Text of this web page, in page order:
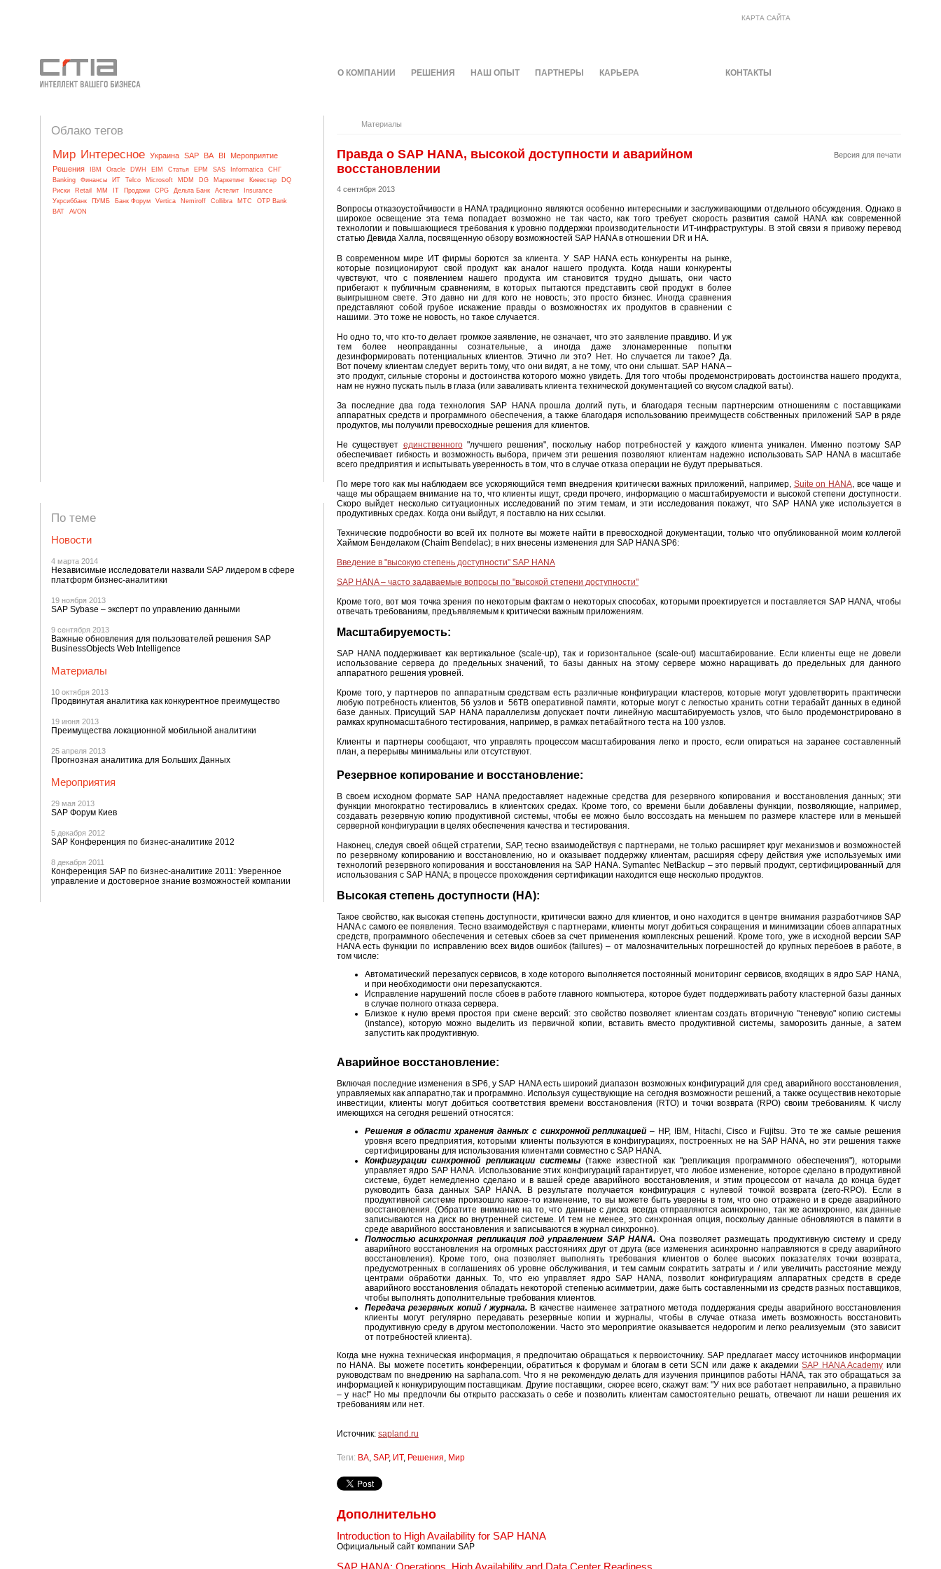
КАРТА САЙТА
О КОМПАНИИ РЕШЕНИЯ НАШ ОПЫТ ПАРТНЕРЫ КАРЬЕРА КОНТАКТЫ
Облако тегов
Мир Интересное Украина SAP BA BI
Мероприятие
Решения
IBM Oracle DWH EIM Статья EPM SAS Informatica
СНГ
Banking
Финансы ИТ Telco Microsoft MDM DG Маркетинг Киевстар
DQ
Риски
Retail MM IT Продажи CPG Дельта Банк Астелит
Insurance
Укрсиббанк
ПУМБ Банк Форум Vertica Nemiroff Collibra МТС
OTP Bank
BAT
AVON
По теме
Новости
4 марта 2014
Независимые исследователи назвали SAP лидером в сфере
платформ бизнес-аналитики
19 ноября 2013
SAP Sybase – эксперт по управлению данными
9 сентября 2013
Важные обновления для пользователей решения SAP
BusinessObjects Web Intelligence
Материалы
10 октября 2013
Продвинутая аналитика как конкурентное преимущество
19 июня 2013
Преимущества локационной мобильной аналитики
25 апреля 2013
Прогнозная аналитика для Больших Данных
Мероприятия
29 мая 2013
SAP Форум Киев
5 декабря 2012
SAP Конференция по бизнес-аналитике 2012
8 декабря 2011
Конференция SAP по бизнес-аналитике 2011: Уверенное
управление и достоверное знание возможностей компании
Материалы
Версия для печати
Правда о SAP HANA, высокой доступности и аварийном
восстановлении
4 сентября 2013
Вопросы отказоустойчивости в HANA традиционно являются особенно интересными и заслуживающими отдельного обсуждения. Однако в
широкое освещение эта тема попадает возможно не так часто, как того требует скорость развития самой HANA как современной
технологии и повышающиеся требования к уровню поддержки производительности ИТ-инфраструктуры. В этой связи я привожу перевод
статью Девида Халла, посвященную обзору возможностей SAP HANA в отношении DR и HA.
В современном мире ИТ фирмы борются за клиента. У SAP HANA есть конкуренты на рынке,
которые позиционируют свой продукт как аналог нашего продукта. Когда наши конкуренты
чувствуют, что с появлением нашего продукта им становится трудно дышать, они часто
прибегают к публичным сравнениям, в которых пытаются представить свой продукт в более
выигрышном свете. Это давно ни для кого не новость; это просто бизнес. Иногда сравнения
представляют собой грубое искажение правды о возможностях их продуктов в сравнении с
нашими. Это тоже не новость, но такое случается.
Но одно то, что кто-то делает громкое заявление, не означает, что это заявление правдиво. И уж
тем более неоправданны сознательные, а иногда даже злонамеренные попытки
дезинформировать потенциальных клиентов. Этично ли это? Нет. Но случается ли такое? Да.
Вот почему клиентам следует верить тому, что они видят, а не тому, что они слышат. SAP HANA –
это продукт, сильные стороны и достоинства которого можно увидеть. Для того чтобы продемонстрировать достоинства нашего продукта,
нам не нужно пускать пыль в глаза (или заваливать клиента технической документацией со вкусом сладкой ваты).
За последние два года технология SAP HANA прошла долгий путь, и благодаря тесным партнерским отношениям с поставщиками
аппаратных средств и программного обеспечения, а также благодаря использованию преимуществ собственных приложений SAP в ряде
продуктов, мы получили превосходные решения для клиентов.
Не существует единственного"лучшего решения", поскольку набор потребностей у каждого клиента уникален. Именно поэтому SAP
обеспечивает гибкость и возможность выбора, причем эти решения позволяют клиентам надежно использовать SAP HANA в масштабе
всего предприятия и испытывать уверенность в том, что в случае отказа операции не будут прерываться.
По мере того как мы наблюдаем все ускоряющийся темп внедрения критически важных приложений, например, Suite on HANA, все чаще и
чаще мы обращаем внимание на то, что клиенты ищут, среди прочего, информацию о масштабируемости и высокой степени доступности.
Скоро выйдет несколько ситуационных исследований по этим темам, и эти исследования покажут, что SAP HANA уже используется в
продуктивных средах. Когда они выйдут, я поставлю на них ссылки.
Технические подробности во всей их полноте вы можете найти в превосходной документации, только что опубликованной моим коллегой
Хаймом Бенделаком (Chaim Bendelac); в них внесены изменения для SAP HANA SP6:
Введение в "высокую степень доступности" SAP HANA
SAP HANA – часто задаваемые вопросы по "высокой степени доступности"
Кроме того, вот моя точка зрения по некоторым фактам о некоторых способах, которыми проектируется и поставляется SAP HANA, чтобы
отвечать требованиям, предъявляемым к критически важным приложениям.
Масштабируемость:
SAP HANA поддерживает как вертикальное (scale-up), так и горизонтальное (scale-out) масштабирование. Если клиенты еще не довели
использование сервера до предельных значений, то базы данных на этому сервере можно наращивать до предельных для данного
аппаратного решения уровней.
Кроме того, у партнеров по аппаратным средствам есть различные конфигурации кластеров, которые могут удовлетворить практически
любую потребность клиентов, 56 узлов и 56TB оперативной памяти, которые могут с легкостью хранить сотни терабайт данных в единой
базе данных. Присущий SAP HANA параллелизм допускает почти линейную масштабируемость узлов, что было продемонстрировано в
рамках крупномасштабного тестирования, например, в рамках петабайтного теста на 100 узлов.
Клиенты и партнеры сообщают, что управлять процессом масштабирования легко и просто, если опираться на заранее составленный
план, а перерывы минимальны или отсутствуют.
Резервное копирование и восстановление:
В своем исходном формате SAP HANA предоставляет надежные средства для резервного копирования и восстановления данных; эти
функции многократно тестировались в клиентских средах. Кроме того, со времени были добавлены функции, позволяющие, например,
создавать резервную копию продуктивной системы, чтобы ее можно было воссоздать на меньшем по размере кластере или в меньшей
серверной конфигурации в целях обеспечения качества и тестирования.
Наконец, следуя своей общей стратегии, SAP, тесно взаимодействуя с партнерами, не только расширяет круг механизмов и возможностей
по резервному копированию и восстановлению, но и оказывает поддержку клиентам, расширяя сферу действия уже используемых ими
технологий резервного копирования и восстановления на SAP HANA. Symantec NetBackup – это первый продукт, сертифицированный для
использования с SAP HANA; в процессе прохождения сертификации находится еще несколько продуктов.
Высокая степень доступности (HA):
Такое свойство, как высокая степень доступности, критически важно для клиентов, и оно находится в центре внимания разработчиков SAP
HANA с самого ее появления. Тесно взаимодействуя с партнерами, клиенты могут добиться сокращения и минимизации сбоев аппаратных
средств, программного обеспечения и сетевых сбоев за счет применения комплексных решений. Кроме того, уже в исходной версии SAP
HANA есть функции по исправлению всех видов ошибок (failures) – от малозначительных погрешностей до крупных перебоев в работе, в
том числе:
Автоматический перезапуск сервисов, в ходе которого выполняется постоянный мониторинг сервисов, входящих в ядро SAP HANA,
и при необходимости они перезапускаются.
Исправление нарушений после сбоев в работе главного компьютера, которое будет поддерживать работу кластерной базы данных
в случае полного отказа сервера.
Близкое к нулю время простоя при смене версий: это свойство позволяет клиентам создать вторичную "теневую" копию системы
(instance), которую можно выделить из первичной копии, вставить вместо продуктивной системы, заморозить данные, а затем
запустить как продуктивную.
Аварийное восстановление:
Включая последние изменения в SP6, у SAP HANA есть широкий диапазон возможных конфигураций для сред аварийного восстановления,
управляемых как аппаратно,так и программно. Используя существующие на сегодня возможности решений, а также осуществив некоторые
инвестиции, клиенты могут добиться соответствия времени восстановления (RTO) и точки возврата (RPO) своим требованиям. К числу
имеющихся на сегодня решений относятся:
Решения в области хранения данных с синхронной репликацией– HP, IBM, Hitachi, Cisco и Fujitsu. Это те же самые решения
уровня всего предприятия, которыми клиенты пользуются в конфигурациях, построенных не на SAP HANA, но эти решения также
сертифицированы для использования клиентами совместно с SAP HANA.
Конфигурации синхронной репликации системы(также известной как "репликация программного обеспечения"), которыми
управляет ядро SAP HANA. Использование этих конфигураций гарантирует, что любое изменение, которое сделано в продуктивной
системе, будет немедленно сделано и в вашей среде аварийного восстановления, и этим процессом от начала до конца будет
руководить база данных SAP HANA. В результате получается конфигурация с нулевой точкой возврата (zero-RPO). Если в
продуктивной системе произошло какое-то изменение, то вы можете быть уверены в том, что оно отражено и в среде аварийного
восстановления. (Обратите внимание на то, что данные с диска всегда отправляются асинхронно, так же асинхронно, как данные
записываются на диск во внутренней системе. И тем не менее, это синхронная опция, поскольку данные обновляются в памяти в
среде аварийного восстановления и записываются в журнал синхронно).
Полностью асинхронная репликация под управлением SAP HANA. Она позволяет размещать продуктивную систему и среду
аварийного восстановления на огромных расстояниях друг от друга (все изменения асинхронно направляются в среду аварийного
восстановления). Кроме того, она позволяет выполнять требования клиентов о более высоких показателях точки возврата,
предусмотренных в соглашениях об уровне обслуживания, и тем самым сократить затраты и / или увеличить расстояние между
центрами обработки данных. То, что ею управляет ядро SAP HANA, позволит конфигурациям аппаратных средств в среде
аварийного восстановления обладать некоторой степенью асимметрии, даже быть составленными из средств разных поставщиков,
чтобы выполнять дополнительные требования клиентов.
Передача резервных копий / журнала. В качестве наименее затратного метода поддержания среды аварийного восстановления
клиенты могут регулярно передавать резервные копии и журналы, чтобы в случае отказа иметь возможность восстановить
продуктивную среду в другом местоположении. Часто это мероприятие оказывается недорогим и легко реализуемым (это зависит
от потребностей клиента).
Когда мне нужна техническая информация, я предпочитаю обращаться к первоисточнику. SAP предлагает массу источников информации
по HANA. Вы можете посетить конференции, обратиться к форумам и блогам в сети SCN или даже к академииSAP HANA Academy или
руководствам по внедрению на saphana.com. Что я не рекомендую делать для изучения принципов работы HANA, так это обращаться за
информацией к конкурирующим поставщикам. Другие поставщики, скорее всего, скажут вам: "У них все работает неправильно, а правильно
– у нас!" Но мы предпочли бы открыто рассказать о себе и позволить клиентам самостоятельно решать, отвечают ли наши решения их
требованиям или нет.
Источник: sapland.ru
Теги: BA, SAP, ИТ, Решения, Мир
Дополнительно
Introduction to High Availability for SAP HANA
Официальный сайт компании SAP
SAP HANA: Operations, High Availability and Data Center Readiness